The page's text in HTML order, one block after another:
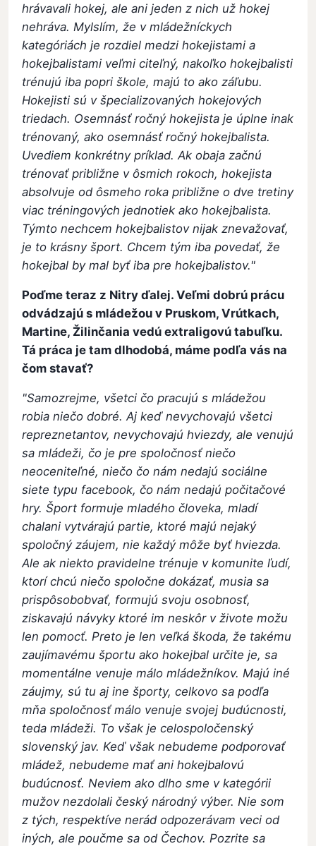
hrávavali hokej, ale ani jeden z nich už hokej
nehráva. Mylslím, že v mládežníckych
kategóriách je rozdiel medzi hokejistami a
hokejbalistami veľmi citeľný, nakoľko hokejbalisti
trénujú iba popri škole, majú to ako záľubu.
Hokejisti sú v špecializovaných hokejových
triedach. Osemnásť ročný hokejista je úplne inak
trénovaný, ako osemnásť ročný hokejbalista.
Uvediem konkrétny príklad. Ak obaja začnú
trénovať približne v ôsmich rokoch, hokejista
absolvuje od ôsmeho roka približne o dve tretiny
viac tréningových jednotiek ako hokejbalista.
Týmto nechcem hokejbalistov nijak znevažovať,
je to krásny šport. Chcem tým iba povedať, že
hokejbal by mal byť iba pre hokejbalistov."
Poďme teraz z Nitry ďalej. Veľmi dobrú prácu
odvádzajú s mládežou v Pruskom, Vrútkach,
Martine, Žilinčania vedú extraligovú tabuľku.
Tá práca je tam dlhodobá, máme podľa vás na
čom stavať?
"Samozrejme, všetci čo pracujú s mládežou
robia niečo dobré. Aj keď nevychovajú všetci
repreznetantov, nevychovajú hviezdy, ale venujú
sa mládeži, čo je pre spoločnosť niečo
neoceniteľné, niečo čo nám nedajú sociálne
siete typu facebook, čo nám nedajú počitačové
hry. Šport formuje mladého človeka, mladí
chalani vytvárajú partie, ktoré majú nejaký
spoločný záujem, nie každý môže byť hviezda.
Ale ak niekto pravidelne trénuje v komunite ľudí,
ktorí chcú niečo spoločne dokázať, musia sa
prispôsobobvať, formujú svoju osobnosť,
ziskavajú návyky ktoré im neskôr v živote možu
len pomocť. Preto je len veľká škoda, že takému
zaujímavému športu ako hokejbal určite je, sa
momentálne venuje málo mládežníkov. Majú iné
záujmy, sú tu aj ine športy, celkovo sa podľa
mňa spoločnosť málo venuje svojej budúcnosti,
teda mládeži. To však je celospoločenský
slovenský jav. Keď však nebudeme podporovať
mládež, nebudeme mať ani hokejbalovú
budúcnosť. Neviem ako dlho sme v kategórii
mužov nezdolali český národný výber. Nie som
z tých, respektíve nerád odpozerávam veci od
iných, ale poučme sa od Čechov. Pozrite sa